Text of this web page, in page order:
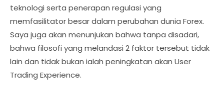
teknologi serta penerapan regulasi yang
memfasilitator besar dalam perubahan dunia Forex.
Saya juga akan menunjukan bahwa tanpa disadari,
bahwa filosofi yang melandasi 2 faktor tersebut tidak
lain dan tidak bukan ialah peningkatan akan User
Trading Experience.